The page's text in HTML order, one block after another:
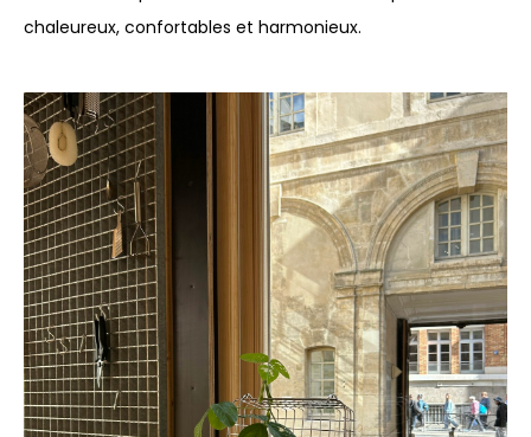
chaleureux, confortables et harmonieux.